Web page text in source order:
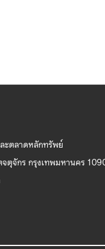
ะตลาดหลักทรัพย์
ตุจักร กรุงเทพมหานคร